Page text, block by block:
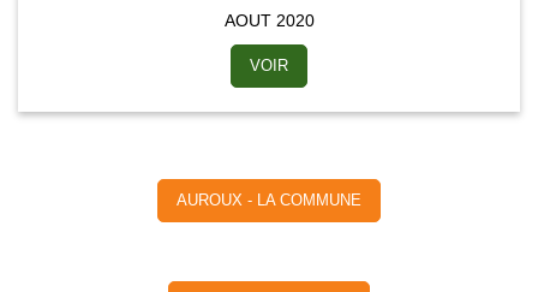
AOUT 2020
VOIR
AUROUX - LA COMMUNE